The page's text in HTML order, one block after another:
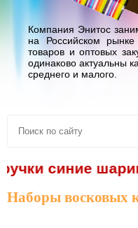
Компания Энитос
на Российском рынке
товаров и оптовых
одинаково актуальны
среднего и малого.
синие
Наборы восковых